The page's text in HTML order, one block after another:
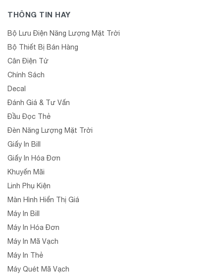
THÔNG TIN HAY
Bộ Lưu Điện Năng Lượng Mặt Trời
Bộ Thiết Bị Bán Hàng
Cân Điện Tử
Chính Sách
Decal
Đánh Giá & Tư Vấn
Đầu Đọc Thẻ
Đèn Năng Lượng Mặt Trời
Giấy In Bill
Giấy In Hóa Đơn
Khuyến Mãi
Linh Phụ Kiện
Màn Hình Hiển Thị Giá
Máy In Bill
Máy In Hóa Đơn
Máy In Mã Vạch
Máy In Thẻ
Máy Quét Mã Vạch